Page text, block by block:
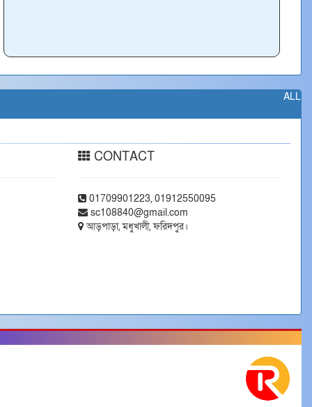
ALL
CONTACT
01709901223, 01912550095
sc108840@gmail.com
আড়পাড়া, মধুখালী, ফরিদপুর।